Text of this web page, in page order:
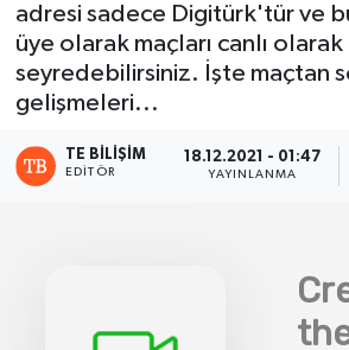
adresi sadece Digitürk'tür ve
üye olarak maçları canlı olarak
seyredebilirsiniz. İşte maçtan
gelişmeleri...
TE BILIŞIM
EDITÖR
18.12.2021 - 01:47
YAYINLANMA
MAGAZİN
SAĞLIK
EĞİTİM
POPÜLER
Haber Arşivi